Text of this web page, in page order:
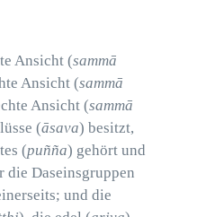
Ansicht (sammā
Ansicht (sammā
Ansicht (sammā
(āsava) besitzt,
(puñña) gehört und
die Daseinsgruppen
und die